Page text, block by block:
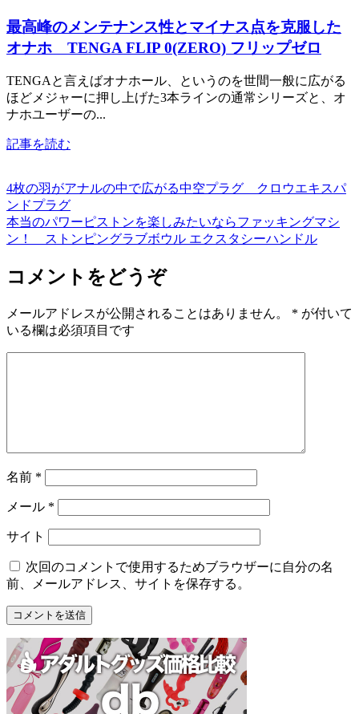
最高峰のメンテナンス性とマイナス点を克服した
オナホ TENGA FLIP 0(ZERO) フリップゼロ
TENGAと言えばオナホール、というのを世間一般に広がる
ほどメジャーに押し上げた3本ラインの通常シリーズと、オ
ナホユーザーの...
記事を読む
4枚の羽がアナルの中で広がる中空プラグ クロウエキスパ
ンドプラグ
本当のパワーピストンを楽しみたいならファッキングマシ
ン！ ストンピングラブボウル エクスタシーハンドル
コメントをどうぞ
メールアドレスが公開されることはありません。 * が付いて
いる欄は必須項目です
名前 *
メール *
サイト
次回のコメントで使用するためブラウザーに自分の名
前、メールアドレス、サイトを保存する。